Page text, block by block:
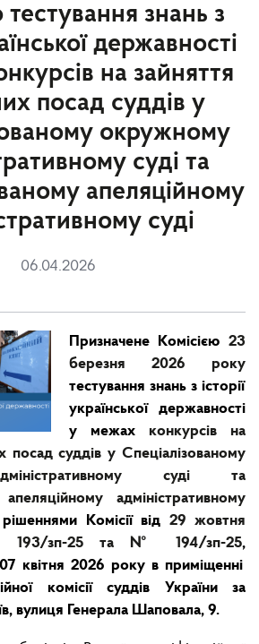
знань з
державності
на зайняття
посад суддів у
окружному
суді та
апеляційному
суді
06.04.2026
Призначене Комісією 23
березня 2026 року
тестування знань з історії
української державності
у межах конкурсів на
посад суддів у Спеціалізованому
суді та
адміністративному
Комісії від 29 жовтня
зп-25 та № 194/зп-25,
квітня 2026 року в приміщенні
комісії суддів України за
вулиця Генерала Шаповала, 9.